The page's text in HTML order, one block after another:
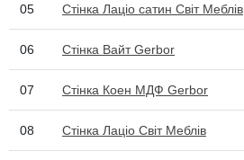
05 Стінка Лаціо сатин Світ Меблів
06 Стінка Вайт Gerbor
07 Стінка Коен МДФ Gerbor
08 Стінка Лаціо Світ Меблів